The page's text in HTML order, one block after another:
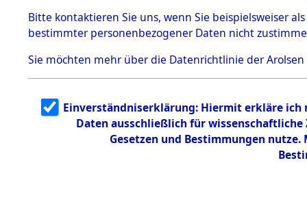
5.3.1 Alliierte
Erhebungen
zu
Todesmärsch
en
5.3.2
g
5.3.3
Todesmärsch
Bitte kontaktieren Sie uns, wenn Sie beispielsweiser
bestimmter personenbezogener Daten nicht
Sie möchten mehr über die Datenrichtlinie der Arolsen
Einverständniserklärung: Hiermit erkläre ich
Daten ausschließlich für
Gesetzen und Bestimmungen